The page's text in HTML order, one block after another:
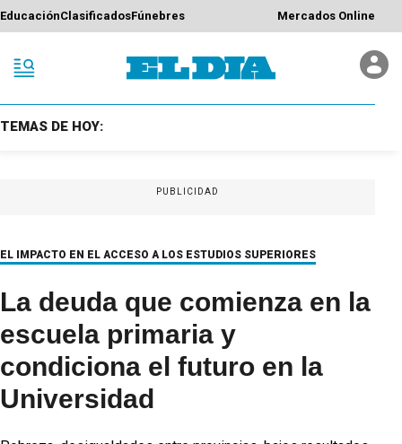
EducaciónClasificadosFúnebres Mercados Online
TEMAS DE HOY:
PUBLICIDAD
EL IMPACTO EN EL ACCESO A LOS ESTUDIOS SUPERIORES
La deuda que comienza en la
escuela primaria y
condiciona el futuro en la
Universidad